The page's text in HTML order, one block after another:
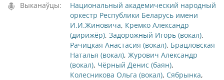
Выканаўцы:
Национальный академический народный
оркестр Республики Беларусь имени
И.И.Жиновича, Кремко Александр
(дирижёр), Задорожный Игорь (вокал),
Рачицкая Анастасия (вокал), Брацловская
Наталья (вокал), Журович Александр
(вокал), Чёрный Денис (баян),
Колесникова Ольга (вокал), Сябрынка,